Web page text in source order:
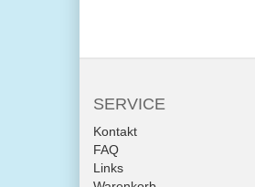
SERVICE
Kontakt
FAQ
Links